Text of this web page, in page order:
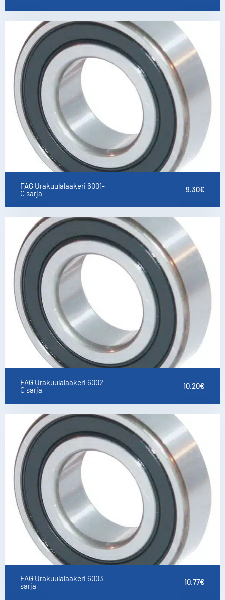
FAG Urakuulalaakeri 6001-
C sarja
9.30€
FAG Urakuulalaakeri 6002-
C sarja
10.20€
FAG Urakuulalaakeri 6003
sarja
10.77€